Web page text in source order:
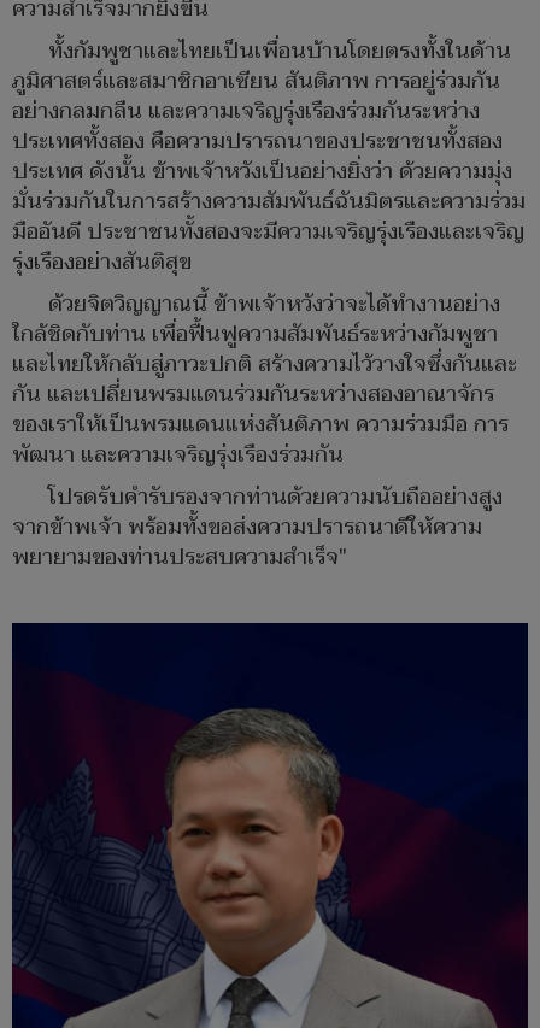
ความสำเร็จมากยิ่งขึ้น
ทั้งกัมพูชาและไทยเป็นเพื่อนบ้านโดยตรงทั้งในด้าน
ภูมิศาสตร์และสมาชิกอาเซียน สันติภาพ การอยู่ร่วมกัน
อย่างกลมกลืน และความเจริญรุ่งเรืองร่วมกันระหว่าง
ประเทศทั้งสอง คือความปรารถนาของประชาชนทั้งสอง
ประเทศ ดังนั้น ข้าพเจ้าหวังเป็นอย่างยิ่งว่า ด้วยความมุ่ง
มั่นร่วมกันในการสร้างความสัมพันธ์ฉันมิตรและความร่วม
มืออันดี ประชาชนทั้งสองจะมีความเจริญรุ่งเรืองและเจริญ
รุ่งเรืองอย่างสันติสุข
ด้วยจิตวิญญาณนี้ ข้าพเจ้าหวังว่าจะได้ทำงานอย่าง
ใกล้ชิดกับท่าน เพื่อฟื้นฟูความสัมพันธ์ระหว่างกัมพูชา
และไทยให้กลับสู่ภาวะปกติ สร้างความไว้วางใจซึ่งกันและ
กัน และเปลี่ยนพรมแดนร่วมกันระหว่างสองอาณาจักร
ของเราให้เป็นพรมแดนแห่งสันติภาพ ความร่วมมือ การ
พัฒนา และความเจริญรุ่งเรืองร่วมกัน
โปรดรับคำรับรองจากท่านด้วยความนับถืออย่างสูง
จากข้าพเจ้า พร้อมทั้งขอส่งความปรารถนาดีให้ความ
พยายามของท่านประสบความสำเร็จ"